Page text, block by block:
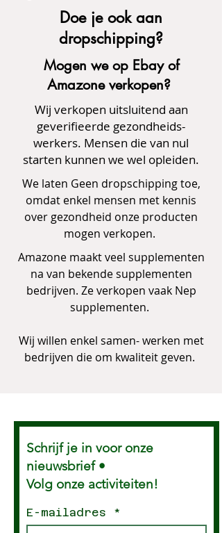
Doe je ook aan
dropschipping?
Mogen we op Ebay of
Amazone verkopen?
Wij verkopen uitsluitend aan
geverifieerde gezondheids-
werkers. Mensen die van nul
starten kunnen we wel opleiden.
We laten Geen dropschipping toe,
omdat enkel mensen met kennis
over gezondheid onze producten
mogen verkopen.
Amazone maakt veel supplementen
na van bekende supplementen
bedrijven. Ze verkopen vaak Nep
supplementen.
Wij willen enkel samen- werken met
bedrijven die om kwaliteit geven.
Schrijf je in voor onze
nieuwsbrief •
Volg onze activiteiten!
E-mailadres